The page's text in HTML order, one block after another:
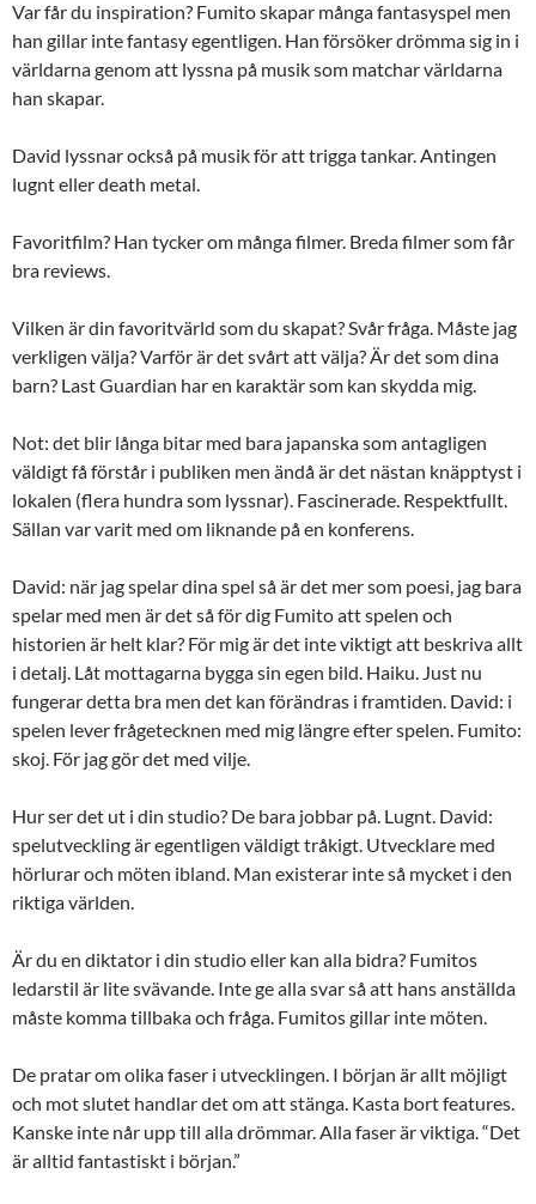
Var får du inspiration? Fumito skapar många fantasyspel men
han gillar inte fantasy egentligen. Han försöker drömma sig in i
världarna genom att lyssna på musik som matchar världarna
han skapar.
David lyssnar också på musik för att trigga tankar. Antingen
lugnt eller death metal.
Favoritfilm? Han tycker om många filmer. Breda filmer som får
bra reviews.
Vilken är din favoritvärld som du skapat? Svår fråga. Måste jag
verkligen välja? Varför är det svårt att välja? Är det som dina
barn? Last Guardian har en karaktär som kan skydda mig.
Not: det blir långa bitar med bara japanska som antagligen
väldigt få förstår i publiken men ändå är det nästan knäpptyst i
lokalen (flera hundra som lyssnar). Fascinerade. Respektfullt.
Sällan var varit med om liknande på en konferens.
David: när jag spelar dina spel så är det mer som poesi, jag bara
spelar med men är det så för dig Fumito att spelen och
historien är helt klar? För mig är det inte viktigt att beskriva allt
i detalj. Låt mottagarna bygga sin egen bild. Haiku. Just nu
fungerar detta bra men det kan förändras i framtiden. David: i
spelen lever frågetecknen med mig längre efter spelen. Fumito:
skoj. För jag gör det med vilje.
Hur ser det ut i din studio? De bara jobbar på. Lugnt. David:
spelutveckling är egentligen väldigt tråkigt. Utvecklare med
hörlurar och möten ibland. Man existerar inte så mycket i den
riktiga världen.
Är du en diktator i din studio eller kan alla bidra? Fumitos
ledarstil är lite svävande. Inte ge alla svar så att hans anställda
måste komma tillbaka och fråga. Fumitos gillar inte möten.
De pratar om olika faser i utvecklingen. I början är allt möjligt
och mot slutet handlar det om att stänga. Kasta bort features.
Kanske inte når upp till alla drömmar. Alla faser är viktiga. “Det
är alltid fantastiskt i början.”